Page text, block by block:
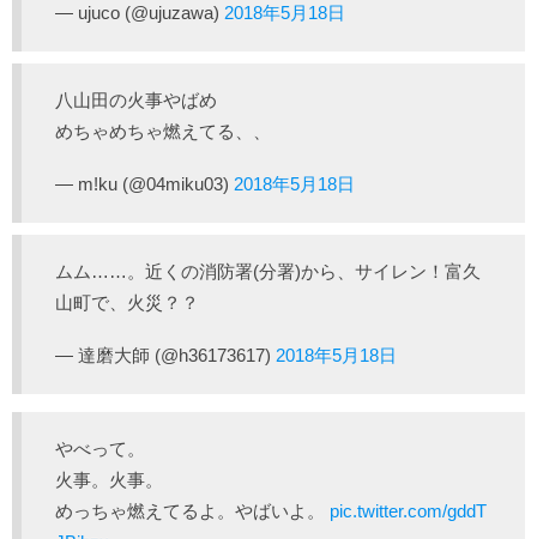
— ujuco (@ujuzawa) 2018年5月18日
八山田の火事やばめ
めちゃめちゃ燃えてる、、
— m!ku (@04miku03) 2018年5月18日
ムム……。近くの消防署(分署)から、サイレン！富久
山町で、火災？？
— 達磨大師 (@h36173617) 2018年5月18日
やべって。
火事。火事。
めっちゃ燃えてるよ。やばいよ。 pic.twitter.com/gddT